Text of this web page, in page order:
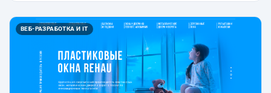
ВЕБ-РАЗРАБОТКА И IT